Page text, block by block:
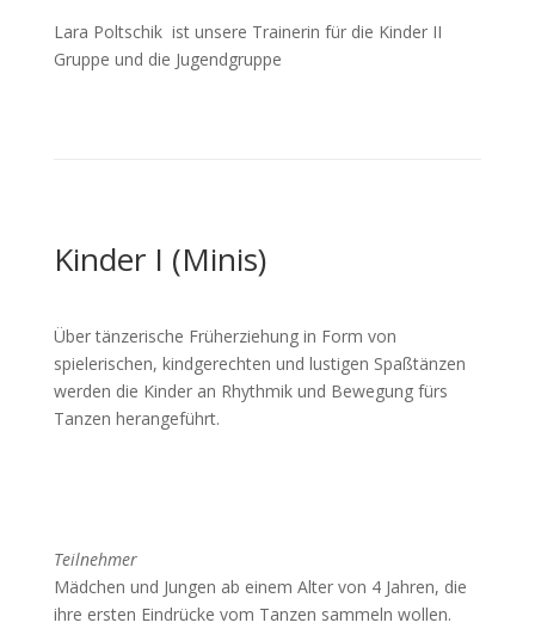
Lara Poltschik ist unsere Trainerin für die Kinder II
Gruppe und die Jugendgruppe
Kinder I (Minis)
Über tänzerische Früherziehung in Form von
spielerischen, kindgerechten und lustigen Spaßtänzen
werden die Kinder an Rhythmik und Bewegung fürs
Tanzen herangeführt.
Teilnehmer
Mädchen und Jungen ab einem Alter von 4 Jahren, die
ihre ersten Eindrücke vom Tanzen sammeln wollen.